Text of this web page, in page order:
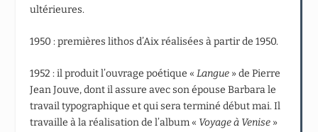
ultérieures.
1950 : premières lithos d’Aix réalisées à partir de 1950.
1952 : il produit l’ouvrage poétique «Langue » de Pierre
Jean Jouve, dont il assure avec son épouse Barbara le
travail typographique et qui sera terminé début mai. Il
travaille à la réalisation de l’album « Voyage à Venise »